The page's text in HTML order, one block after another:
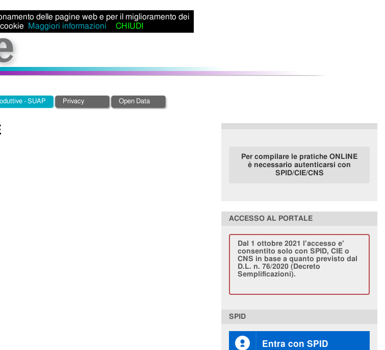
- SUAP Privacy Open Data
Per compilare le pratiche ONLINE
è necessario autenticarsi con
SPID/CIE/CNS
ACCESSO AL PORTALE
Dal 1 ottobre 2021 l'accesso e'
consentito solo con SPID, CIE o
CNS in base a quanto previsto dal
D.L. n. 76/2020 (Decreto
Semplificazioni).
SPID
Entra con SPID
delle pagine web e per il miglioramento dei
Maggiori informazioni CHIUDI